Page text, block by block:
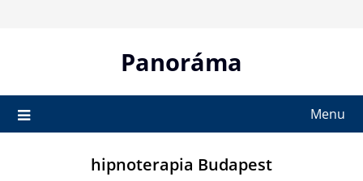
Panoráma
Menu
hipnoterapia Budapest